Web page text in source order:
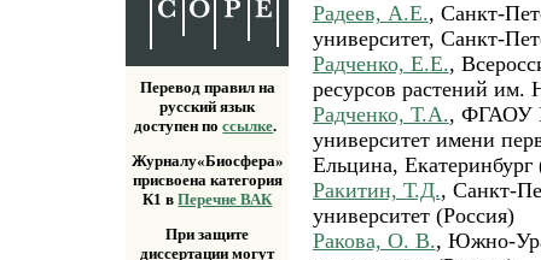
Перевод правил на
русский язык
доступен поссылке.
Журналу«Биосфера»
присвоена категория
К1 вПеречне ВАК
При защите
диссертации могут
Радеев, А.Е., Санкт-
университет, Санкт-
Радченко, Е.Е.,
ресурсов растений
Радченко, Т.А., ФГАОУ
университет имени
Ельцина, Екатеринбург
Ракитин, Т.Д., Санкт-
университет (Россия)
Ракова, О. В., Южно-